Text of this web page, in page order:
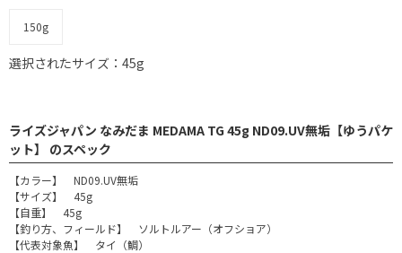
150g
選択されたサイズ：45g
ライズジャパン なみだま MEDAMA TG 45g ND09.UV無垢【ゆうパケ
ット】 のスペック
【カラー】 ND09.UV無垢
【サイズ】 45g
【自重】 45g
【釣り方、フィールド】 ソルトルアー（オフショア）
【代表対象魚】 タイ（鯛）